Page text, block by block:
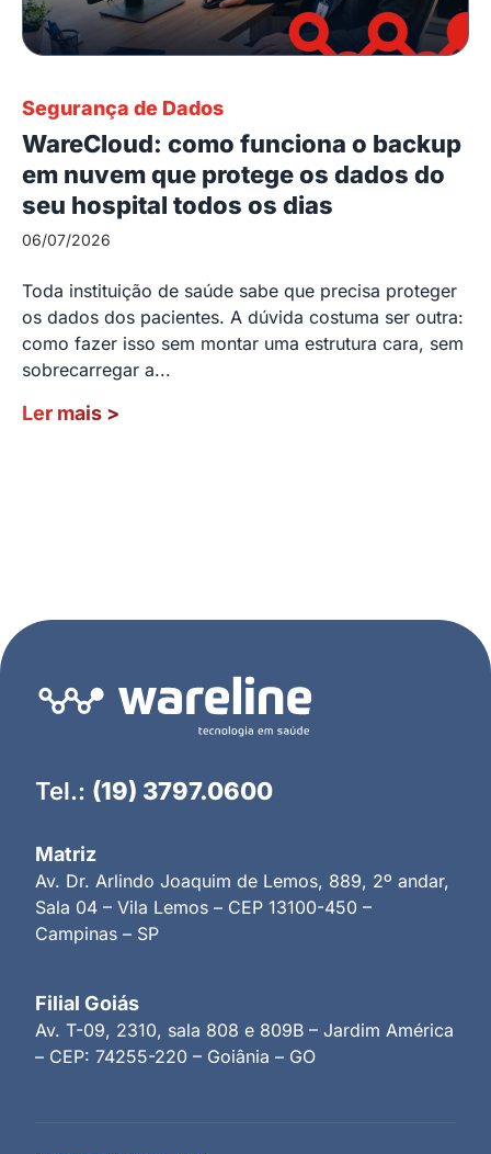
Segurança de Dados
WareCloud: como funciona o backup
em nuvem que protege os dados do
seu hospital todos os dias
06/07/2026
Toda instituição de saúde sabe que precisa proteger
os dados dos pacientes. A dúvida costuma ser outra:
como fazer isso sem montar uma estrutura cara, sem
sobrecarregar a...
Ler mais >
Tel.: (19) 3797.0600
Matriz
Av. Dr. Arlindo Joaquim de Lemos, 889, 2º andar,
Sala 04 – Vila Lemos – CEP 13100-450 –
Campinas – SP
Filial Goiás
Av. T-09, 2310, sala 808 e 809B – Jardim América
– CEP: 74255-220 – Goiânia – GO